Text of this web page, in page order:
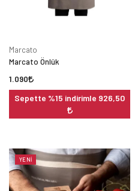
Marcato
Marcato Önlük
1.090
Sepette %15 indirimle 926,50
YENI